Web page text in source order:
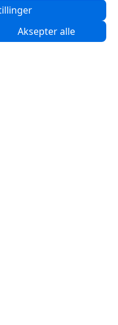
Aksepter alle